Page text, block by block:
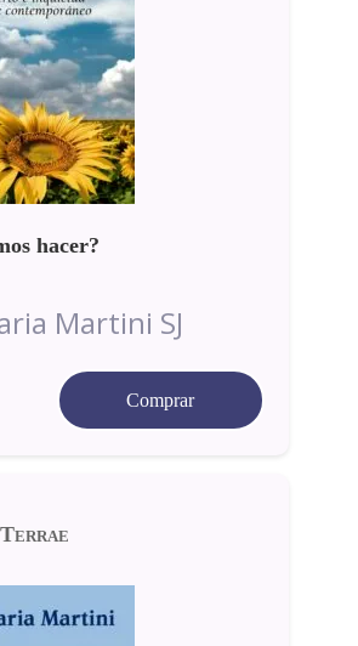
hacer?
Martini SJ
Comprar